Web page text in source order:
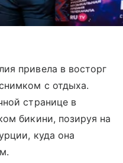
привела в восторг
с отдыха.
странице в
бикини, позируя на
куда она